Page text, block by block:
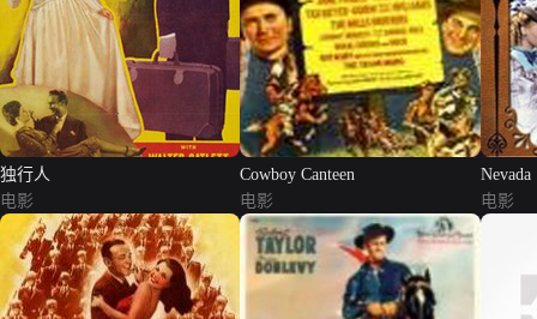
独行人
电影
Cowboy Canteen
电影
Nevada
电影